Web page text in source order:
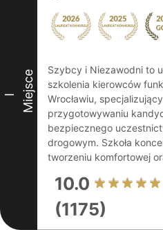
I Miejsce
Szybcy i Niezawodni to
szkolenia kierowców
Wrocławiu,
przygotowywaniu
bezpiecznego
drogowym. Szkoła
tworzeniu komfortowej
10.0
(1175)